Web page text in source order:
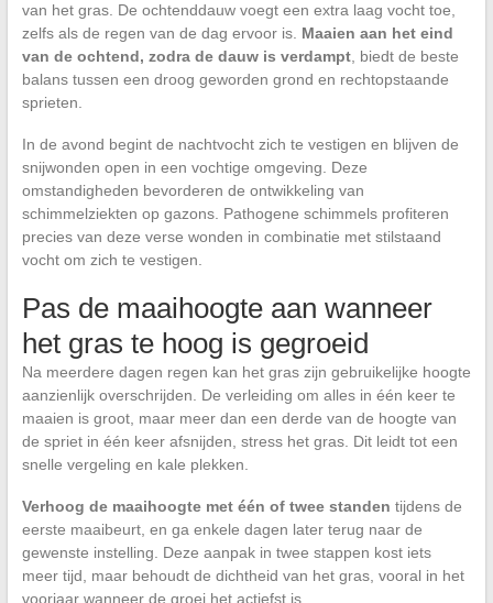
van het gras. De ochtenddauw voegt een extra laag vocht toe,
zelfs als de regen van de dag ervoor is. Maaien aan het eind
van de ochtend, zodra de dauw is verdampt, biedt de beste
balans tussen een droog geworden grond en rechtopstaande
sprieten.
In de avond begint de nachtvocht zich te vestigen en blijven de
snijwonden open in een vochtige omgeving. Deze
omstandigheden bevorderen de ontwikkeling van
schimmelziekten op gazons. Pathogene schimmels profiteren
precies van deze verse wonden in combinatie met stilstaand
vocht om zich te vestigen.
Pas de maaihoogte aan wanneer
het gras te hoog is gegroeid
Na meerdere dagen regen kan het gras zijn gebruikelijke hoogte
aanzienlijk overschrijden. De verleiding om alles in één keer te
maaien is groot, maar meer dan een derde van de hoogte van
de spriet in één keer afsnijden, stress het gras. Dit leidt tot een
snelle vergeling en kale plekken.
Verhoog de maaihoogte met één of twee standen tijdens de
eerste maaibeurt, en ga enkele dagen later terug naar de
gewenste instelling. Deze aanpak in twee stappen kost iets
meer tijd, maar behoudt de dichtheid van het gras, vooral in het
voorjaar wanneer de groei het actiefst is.